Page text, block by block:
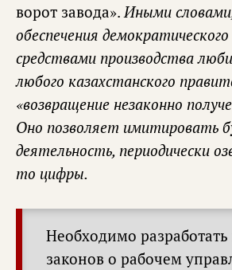
ворот завода».Иными
обеспечения
средствами производства
любого казахстанского
«возвращение незаконно
Оно позволяет имитировать
деятельность, периодически
то цифры.
Необходимо
законов о рабочем